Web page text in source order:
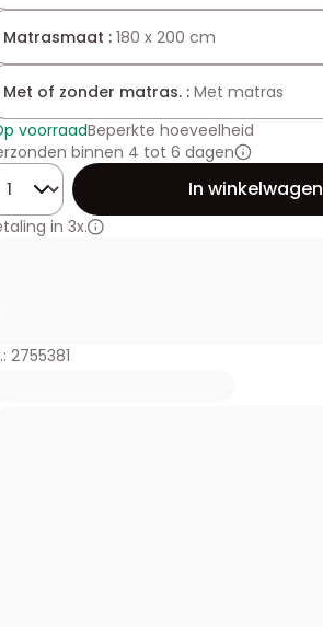
Matrasmaat : 180 x 200 cm
Met of zonder matras. : Met matras
voorraadBeperkte hoeveelheid
binnen 4 tot 6 dagen
In winkelwagen
in 3x.
2755381